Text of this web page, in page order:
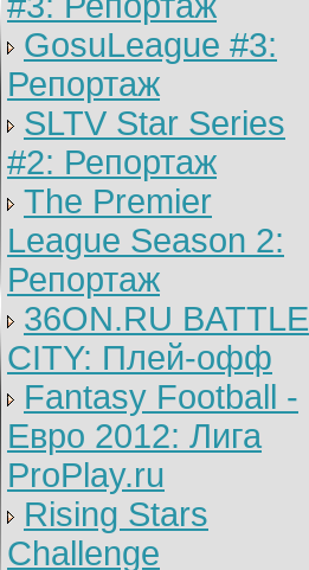
GosuLeague #3:
Репортаж
SLTV Star Series
#2: Репортаж
The Premier
League Season 2:
Репортаж
36ON.RU BATTLE
CITY: Плей-офф
Fantasy Football -
Евро 2012: Лига
ProPlay.ru
Rising Stars
Challenge